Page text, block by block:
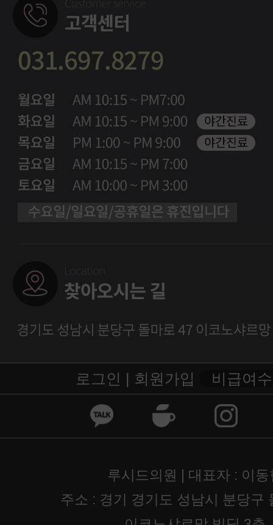
로그인 | 회원가입 비급여
루시드의원 | 대표자 : 이동
주소 : 경기 경기도 성남시 분당구